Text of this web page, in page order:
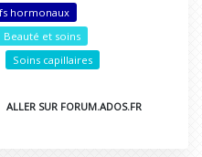
hormonaux
Beauté et soins
Soins capillaires
ALLER SUR FORUM.ADOS.FR